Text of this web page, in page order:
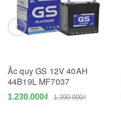
Ắc quy GS 12V 40AH
44B19L MF7037
1.230.000₫ 1.390.000₫